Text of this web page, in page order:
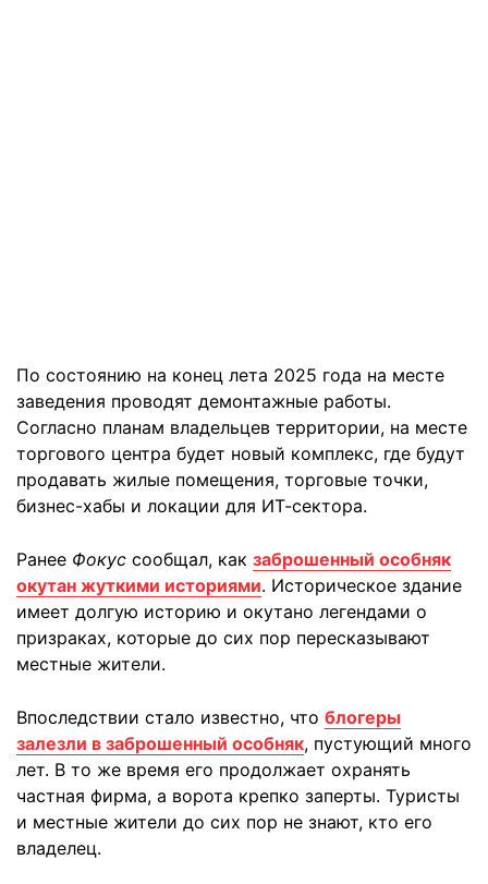
По состоянию на конец лета 2025 года на месте
заведения проводят демонтажные работы.
Согласно планам владельцев территории, на месте
торгового центра будет новый комплекс, где будут
продавать жилые помещения, торговые точки,
бизнес-хабы и локации для ИТ-сектора.
Ранее Фокус сообщал, как заброшенный особняк
окутан жуткими историями. Историческое здание
имеет долгую историю и окутано легендами о
призраках, которые до сих пор пересказывают
местные жители.
Впоследствии стало известно, что блогеры
залезли в заброшенный особняк, пустующий много
лет. В то же время его продолжает охранять
частная фирма, а ворота крепко заперты. Туристы
и местные жители до сих пор не знают, кто его
владелец.